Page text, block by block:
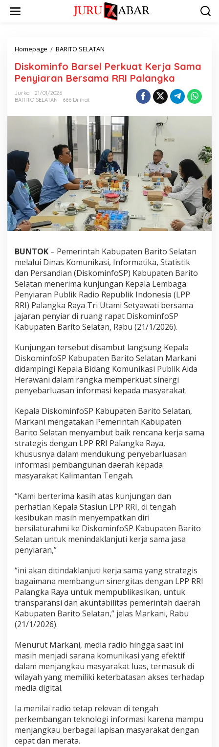
Homepage / BARITO SELATAN
Diskominfo Barsel Perkuat Kerja Sama
Penyiaran Bersama RRI Palangka
Jurka
21/01/2026
BARITO SELATAN
666 Dilihat
BUNTOK – Pemerintah Kabupaten Barito Selatan
melalui Dinas Komunikasi, Informatika, Statistik
dan Persandian (DiskominfoSP) Kabupaten Barito
Selatan menerima kunjungan Kepala Lembaga
Penyiaran Publik Radio Republik Indonesia (LPP
RRI) Palangka Raya Tri Utami Setyawati bersama
jajaran penyiar di ruang rapat DiskominfoSP
Kabupaten Barito Selatan, Rabu (21/1/2026).
Kunjungan tersebut disambut langsung Kepala
DiskominfoSP Kabupaten Barito Selatan Markani
didampingi Kepala Bidang Komunikasi Publik Aida
Herawani dalam rangka memperkuat sinergi
penyebarluasan informasi kepada masyarakat.
Kepala DiskominfoSP Kabupaten Barito Selatan,
Markani mengatakan Pemerintah Kabupaten
Barito Selatan menyambut baik rencana kerja sama
strategis dengan LPP RRI Palangka Raya,
khususnya dalam mendukung penyebarluasan
informasi pembangunan daerah kepada
masyarakat Kalimantan Tengah.
“Kami berterima kasih atas kunjungan dan
perhatian Kepala Stasiun LPP RRI, di tengah
kesibukan masih menyempatkan diri
bersilaturahmi ke DiskominfoSP Kabupaten Barito
Selatan untuk menindaklanjuti kerja sama jasa
penyiaran,”
“ini akan ditindaklanjuti kerja sama yang strategis
bagaimana membangun sinergitas dengan LPP RRI
Palangka Raya untuk mempublikasikan, untuk
transparansi dan akuntabilitas pemerintah daerah
Kabupaten Barito Selatan,” jelas Markani, Rabu
(21/1/2026).
Menurut Markani, media radio hingga saat ini
masih menjadi sarana komunikasi yang efektif
dalam menjangkau masyarakat luas, termasuk di
wilayah yang memiliki keterbatasan akses terhadap
media digital.
Ia menilai radio tetap relevan di tengah
perkembangan teknologi informasi karena mampu
menjangkau berbagai lapisan masyarakat dengan
cepat dan merata.